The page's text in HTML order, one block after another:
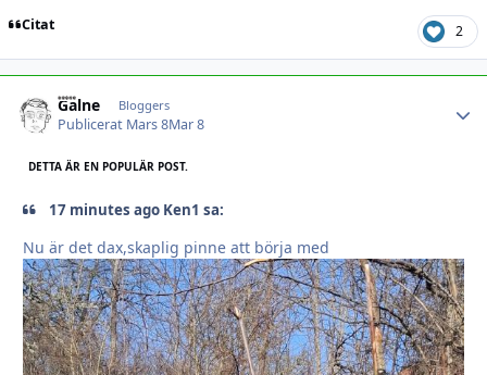
Citat 2
Galne Bloggers
Publicerat Mars 8Mar 8
DETTA ÄR EN POPULÄR POST.
17 minutes ago Ken1 sa:
Nu är det dax,skaplig pinne att börja med